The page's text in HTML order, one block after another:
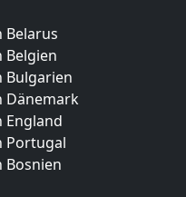
Belarus
Belgien
Bulgarien
Dänemark
England
Portugal
Bosnien